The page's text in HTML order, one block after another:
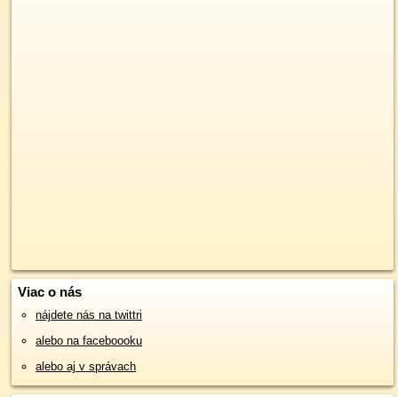
Viac o nás
nájdete nás na twittri
alebo na faceboooku
alebo aj v správach